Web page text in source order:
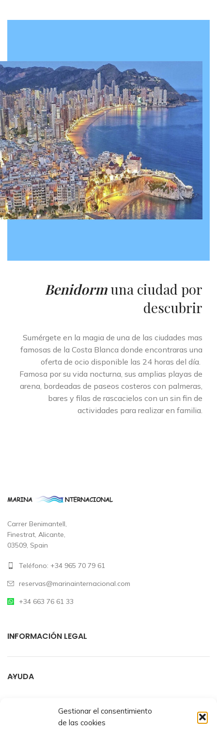
Gestionar el consentimiento
de las cookies
Benidormuna ciudad por
descubrir
Sumérgete en la magia de una de las ciudades mas
famosas de la Costa Blanca donde encontraras una
oferta de ocio disponible las 24 horas del día.
Famosa por su vida nocturna, sus amplias playas de
arena, bordeadas de paseos costeros con palmeras,
bares y filas de rascacielos con un sin fin de
actividades para realizar en familia.
Carrer Benimantell,
Finestrat, Alicante,
03509, Spain
Teléfono: +34 965 70 79 61
reservas@marinainternacional.com
+34 663 76 61 33
INFORMACIÓN LEGAL
AYUDA
Finestrat